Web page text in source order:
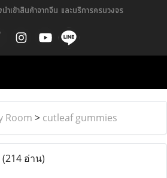
เข้าสินค้าจากจีน และบริการครบวงจร
Room > cutleaf gummies
(214 อ่าน)